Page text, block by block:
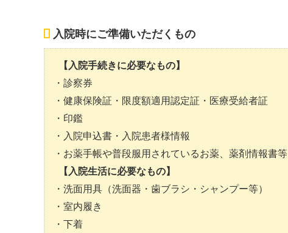
入院時にご準備いただくもの
【入院手続きに必要なもの】
診察券
健康保険証・限度額適用認定証・医療受給者証
印鑑
入院申込書・入院患者様情報
お薬手帳や普段服用されているお薬、薬剤情報書等
【入院生活に必要なもの】
洗面用具（洗面器・歯ブラシ・シャンプー等）
室内履き
下着